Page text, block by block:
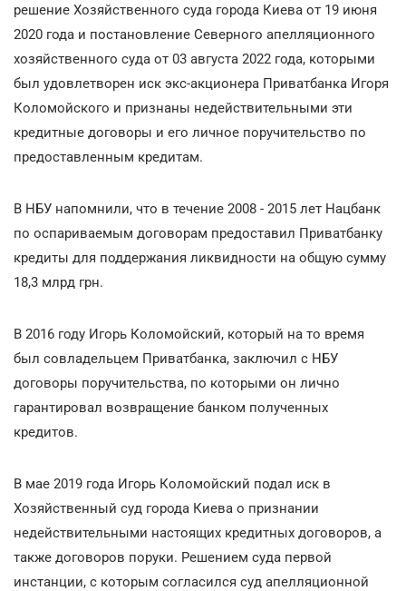
решение Хозяйственного суда города Киева от 19 июня
2020 года и постановление Северного апелляционного
хозяйственного суда от 03 августа 2022 года, которыми
был удовлетворен иск экс-акционера Приватбанка Игоря
Коломойского и признаны недействительными эти
кредитные договоры и его личное поручительство по
предоставленным кредитам.
В НБУ напомнили, что в течение 2008 - 2015 лет Нацбанк
по оспариваемым договорам предоставил Приватбанку
кредиты для поддержания ликвидности на общую сумму
18,3 млрд грн.
В 2016 году Игорь Коломойский, который на то время
был совладельцем Приватбанка, заключил с НБУ
договоры поручительства, по которыми он лично
гарантировал возвращение банком полученных
кредитов.
В мае 2019 года Игорь Коломойский подал иск в
Хозяйственный суд города Киева о признании
недействительными настоящих кредитных договоров, а
также договоров поруки. Решением суда первой
инстанции, с которым согласился суд апелляционной